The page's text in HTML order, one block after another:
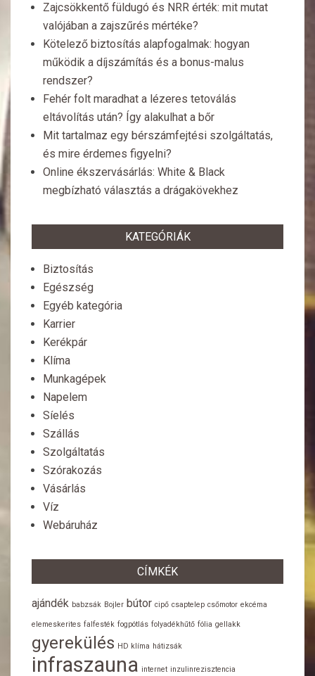
Zajcsökkentő füldugó és NRR érték: mit mutat
valójában a zajszűrés mértéke?
Kötelező biztosítás alapfogalmak: hogyan
működik a díjszámítás és a bonus-malus
rendszer?
Fehér folt maradhat a lézeres tetoválás
eltávolítás után? Így alakulhat a bőr
Mit tartalmaz egy bérszámfejtési szolgáltatás,
és mire érdemes figyelni?
Online ékszervásárlás: White & Black
megbízható választás a drágakövekhez
KATEGÓRIÁK
Biztosítás
Egészség
Egyéb kategória
Karrier
Kerékpár
Klíma
Munkagépek
Napelem
Síelés
Szállás
Szolgáltatás
Szórakozás
Vásárlás
Víz
Webáruház
CÍMKÉK
ajándék babzsák Bojler bútor cipő csaptelep csőmotor ekcéma
elemeskerites falfesték fogpótlás folyadékhűtő fólia gellakk
gyerekülés HD klíma hátizsák
infraszauna internet inzulinrezisztencia